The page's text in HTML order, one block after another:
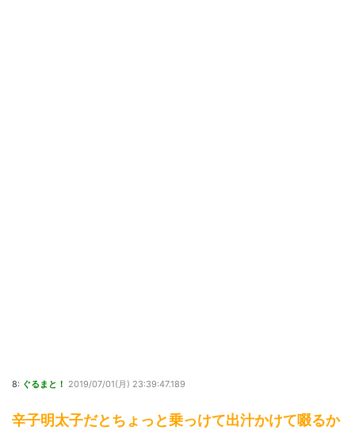
8: ぐるまと！ 2019/07/01(月) 23:39:47.189
辛子明太子だとちょっと乗っけて出汁かけて啜るか